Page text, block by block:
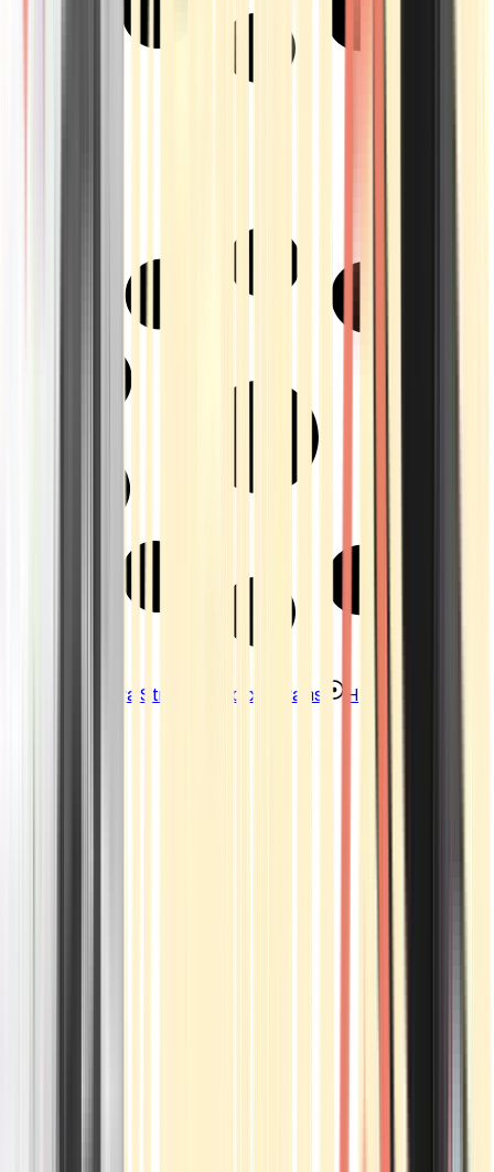
Sativa Strains Indica Strains Hybrid Strains